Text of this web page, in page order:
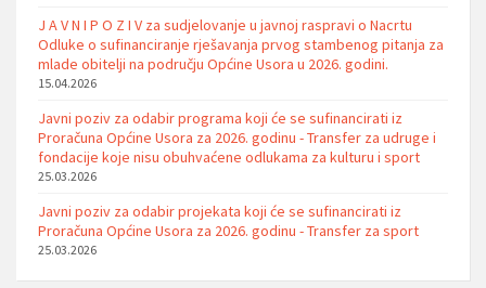
J A V N I P O Z I V za sudjelovanje u javnoj raspravi o Nacrtu
Odluke o sufinanciranje rješavanja prvog stambenog pitanja za
mlade obitelji na području Općine Usora u 2026. godini.
15.04.2026
Javni poziv za odabir programa koji će se sufinancirati iz
Proračuna Općine Usora za 2026. godinu - Transfer za udruge i
fondacije koje nisu obuhvaćene odlukama za kulturu i sport
25.03.2026
Javni poziv za odabir projekata koji će se sufinancirati iz
Proračuna Općine Usora za 2026. godinu - Transfer za sport
25.03.2026